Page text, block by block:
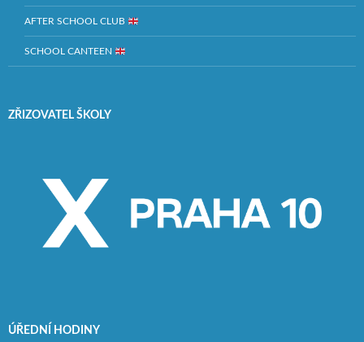
AFTER SCHOOL CLUB
SCHOOL CANTEEN
ZŘIZOVATEL ŠKOLY
ÚŘEDNÍ HODINY